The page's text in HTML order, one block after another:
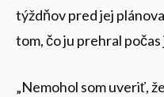
týždňov pred jej
tom, čo ju prehral
„Nemohol som uveriť,